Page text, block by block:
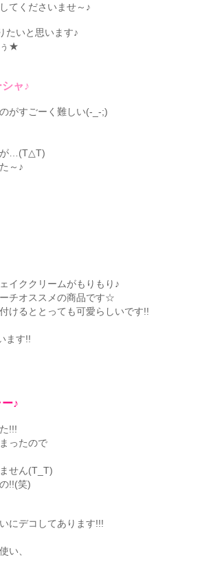
てくださいませ～♪
たいと思います♪
ぅ★
ャ♪
がすごーく難しい(-_-;)
が…(T△T)
～♪
イククリームがもりもり♪
チオススメの商品です☆
けるととっても可愛らしいです!!
ます!!
♪
!!!
ったので
せん(T_T)
!!(笑)
にデコしてあります!!!
い、